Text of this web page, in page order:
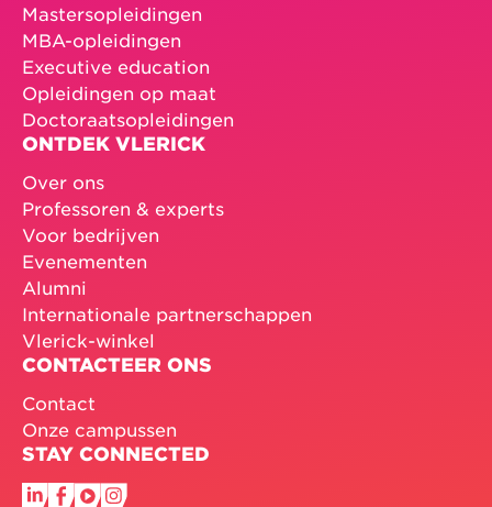
Mastersopleidingen
MBA-opleidingen
Executive education
Opleidingen op maat
Doctoraatsopleidingen
ONTDEK VLERICK
Over ons
Professoren & experts
Voor bedrijven
Evenementen
Alumni
Internationale partnerschappen
Vlerick-winkel
CONTACTEER ONS
Contact
Onze campussen
STAY CONNECTED